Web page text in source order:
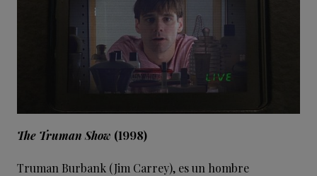
The Truman Show (1998)
Truman Burbank (Jim Carrey), es un hombre